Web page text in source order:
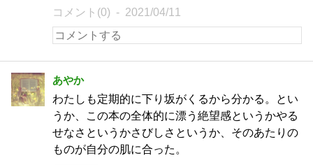
コメント(0) 2021/04/11
あやか
わたしも定期的に下り坂がくるから分かる。とい
うか、この本の全体的に漂う絶望感というかやる
せなさというかさびしさというか、そのあたりの
ものが自分の肌に合った。